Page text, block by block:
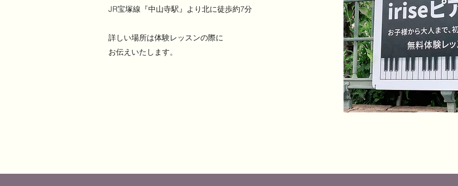
JR宝塚線『中山寺駅』より北に徒歩約7分
詳しい場所は体験レッスンの際に
お伝えいたします。